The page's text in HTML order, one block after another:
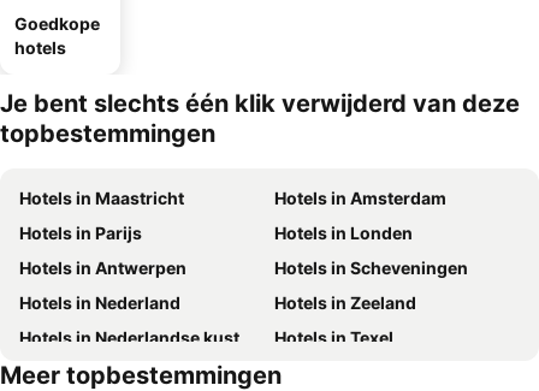
Goedkope
hotels
Je bent slechts één klik verwijderd van deze
topbestemmingen
Hotels in Maastricht
Hotels in Amsterdam
Hotels in Parijs
Hotels in Londen
Hotels in Antwerpen
Hotels in Scheveningen
Hotels in Nederland
Hotels in Zeeland
Hotels in Nederlandse kust
Hotels in Texel
Hotels in Duitsland
Hotels in Ibiza
Meer topbestemmingen